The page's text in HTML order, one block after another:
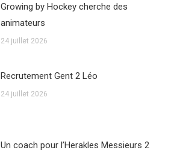
Growing by Hockey cherche des
animateurs
24 juillet 2026
Recrutement Gent 2 Léo
24 juillet 2026
Un coach pour l’Herakles Messieurs 2